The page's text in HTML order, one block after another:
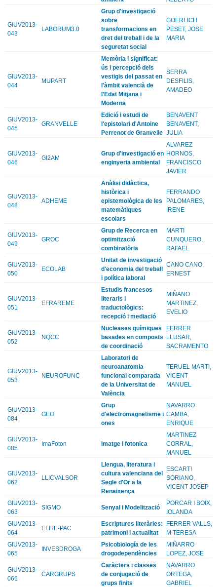
GIUV2013-
043
LABORUM3.0
Grup d'investigació
sobre
transformacions en
dret del treball i de la
seguretat social
GOERLICH
PESET, JOSE
MARIA
GIUV2013-
044
MUPART
Memòria i significat:
ús i percepció dels
vestigis del passat en
l'àmbit valencià de
l'Edat Mitjana i
Moderna
SERRA
DESFILIS,
AMADEO
GIUV2013-
045
GRANVELLE
Edició i estudi de
l'epistolari d'Antoine
Perrenot de Granvelle
BENAVENT
BENAVENT,
JULIA
GIUV2013-
046
GI2AM
Grup d'investigació en
enginyeria ambiental
ALVAREZ
HORNOS,
FRANCISCO
JAVIER
GIUV2013-
048
ADHEME
Anàlisi didàctica,
històrica i
epistemològica de les
matemàtiques
escolars
FERRANDO
PALOMARES,
IRENE
GIUV2013-
049
GROC
Grup de Recerca en
optimització
combinatòria
MARTI
CUNQUERO,
RAFAEL
GIUV2013-
050
ECOLAB
Unitat de investigació
d'economia del treball
i política laboral
CANO CANO,
ERNEST
GIUV2013-
051
EFRAREME
Estudis francesos
literaris i
traductològics:
recepció i mediació
MIÑANO
MARTINEZ,
EVELIO
GIUV2013-
052
NQCC
Nucleases químiques
basades en composts
de coordinació
FERRER
LLUSAR,
SACRAMENTO
GIUV2013-
053
NEUROFUNC
Laboratori de
neuroanatomia
funcional comparada
de la Universitat de
València
TERUEL MARTI,
VICENT
MANUEL
GIUV2013-
084
GEO
Grup
d'electromagnetisme i
ones
NAVARRO
CAMBA,
ENRIQUE
GIUV2013-
085
ImaFoton Imatge i fotonica
MARTINEZ
CORRAL,
MANUEL
GIUV2013-
062
LLICVALSOR
Llengua, literatura i
cultura valenciana del
Segle d'Or a la
Renaixença
ESCARTI
SORIANO,
VICENT JOSEP
GIUV2013-
063
SIGMO Senyal i Modelització
PORCAR I BOIX,
IOLANDA
GIUV2013-
064
ELITE-PAC
Escriptures literàries:
patrimoni i actualitat
FERRER VALLS,
M TERESA
GIUV2013-
065
INVESDROGA
Psicobiología de les
drogodependències
MIÑARRO
LOPEZ, JOSE
GIUV2013-
066
CARGRUPS
Caràcters i classes
de conjugació de
grups finits
NAVARRO
ORTEGA,
GABRIEL